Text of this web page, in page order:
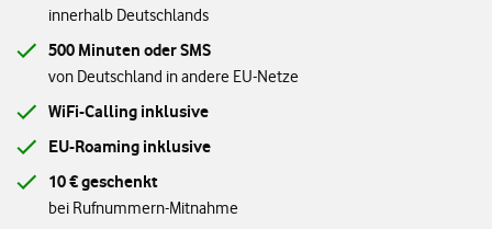
innerhalb Deutschlands
500 Minuten oder SMS
von Deutschland in andere EU-Netze
WiFi-Calling inklusive
EU-Roaming inklusive
10 € geschenkt
bei Rufnummern-Mitnahme